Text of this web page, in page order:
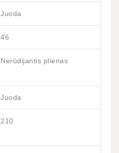
Juoda
46
Nerūdijantis plienas
Juoda
210